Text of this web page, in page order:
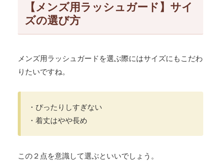
【メンズ用ラッシュガード】サイ
ズの選び方
メンズ用ラッシュガードを選ぶ際にはサイズにもこだわ
りたいですね。
・ぴったりしすぎない
・着丈はやや長め
この２点を意識して選ぶといいでしょう。